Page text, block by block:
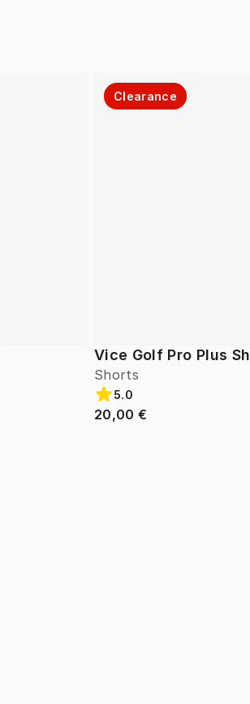
Vice Golf Pro Plus
Shorts
Clearance
5.0
20,00 €